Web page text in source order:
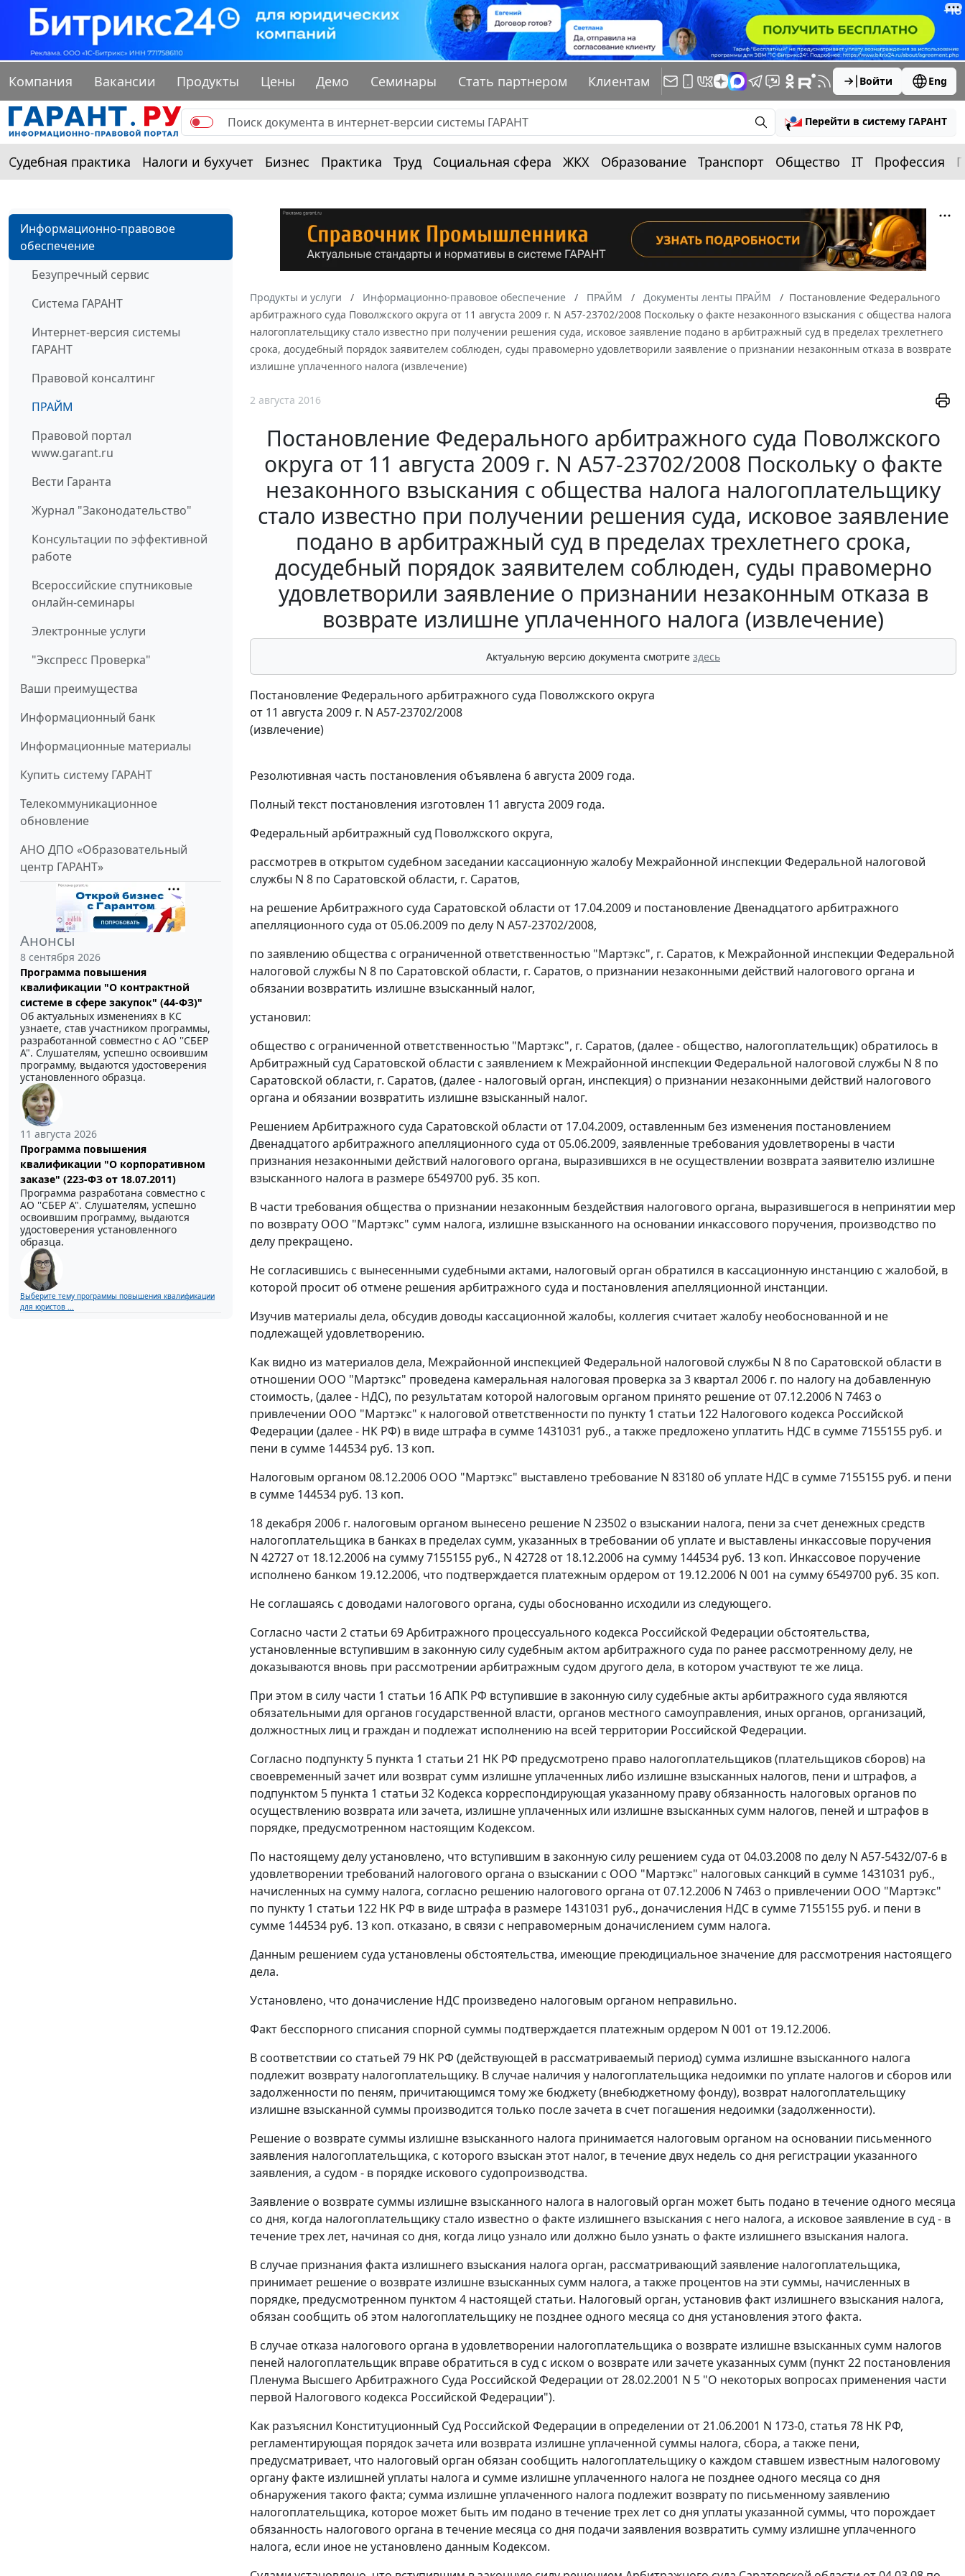
Компания Вакансии Продукты Цены Демо Семинары Стать партнером Клиентам Войти Eng
Перейти в систему ГАРАНТ
Судебная практика Налоги и бухучет Бизнес Практика Труд Социальная сфера ЖКХ Образование Транспорт Общество IT Профессия
Информационно-правовое
обеспечение
Безупречный сервис
Система ГАРАНТ
Интернет-версия системы
ГАРАНТ
Правовой консалтинг
ПРАЙМ
Правовой портал
www.garant.ru
Вести Гаранта
Журнал "Законодательство"
Консультации по эффективной
работе
Всероссийские спутниковые
онлайн-семинары
Электронные услуги
"Экспресс Проверка"
Ваши преимущества
Информационный банк
Информационные материалы
Купить систему ГАРАНТ
Телекоммуникационное
обновление
АНО ДПО «Образовательный
центр ГАРАНТ»
Анонсы
8 сентября 2026
Программа повышения
квалификации "О контрактной
системе в сфере закупок" (44-ФЗ)"
Об актуальных изменениях в КС
узнаете, став участником программы,
разработанной совместно с АО ''СБЕР
А". Слушателям, успешно освоившим
программу, выдаются удостоверения
установленного образца.
11 августа 2026
Программа повышения
квалификации "О корпоративном
заказе" (223-ФЗ от 18.07.2011)
Программа разработана совместно с
АО ''СБЕР А". Слушателям, успешно
освоившим программу, выдаются
удостоверения установленного
образца.
Выберите тему программы повышения квалификации
для юристов ...
Продукты и услуги Информационно-правовое обеспечение ПРАЙМ Документы ленты ПРАЙМ
Постановление Федерального
арбитражного суда Поволжского округа от 11 августа 2009 г. N А57-23702/2008 Поскольку о факте незаконного взыскания с общества налога
налогоплательщику стало известно при получении решения суда, исковое заявление подано в арбитражный суд в пределах трехлетнего
срока, досудебный порядок заявителем соблюден, суды правомерно удовлетворили заявление о признании незаконным отказа в возврате
излишне уплаченного налога (извлечение)
2 августа 2016
Постановление Федерального арбитражного суда Поволжского
округа от 11 августа 2009 г. N А57-23702/2008 Поскольку о факте
незаконного взыскания с общества налога налогоплательщику
стало известно при получении решения суда, исковое заявление
подано в арбитражный суд в пределах трехлетнего срока,
досудебный порядок заявителем соблюден, суды правомерно
удовлетворили заявление о признании незаконным отказа в
возврате излишне уплаченного налога (извлечение)
Актуальную версию документа смотрите здесь
Постановление Федерального арбитражного суда Поволжского округа
от 11 августа 2009 г. N А57-23702/2008
(извлечение)
Резолютивная часть постановления объявлена 6 августа 2009 года.
Полный текст постановления изготовлен 11 августа 2009 года.
Федеральный арбитражный суд Поволжского округа,
рассмотрев в открытом судебном заседании кассационную жалобу Межрайонной инспекции Федеральной налоговой
службы N 8 по Саратовской области, г. Саратов,
на решение Арбитражного суда Саратовской области от 17.04.2009 и постановление Двенадцатого арбитражного
апелляционного суда от 05.06.2009 по делу N А57-23702/2008,
по заявлению общества с ограниченной ответственностью "Мартэкс", г. Саратов, к Межрайонной инспекции Федеральной
налоговой службы N 8 по Саратовской области, г. Саратов, о признании незаконными действий налогового органа и
обязании возвратить излишне взысканный налог,
установил:
общество с ограниченной ответственностью "Мартэкс", г. Саратов, (далее - общество, налогоплательщик) обратилось в
Арбитражный суд Саратовской области с заявлением к Межрайонной инспекции Федеральной налоговой службы N 8 по
Саратовской области, г. Саратов, (далее - налоговый орган, инспекция) о признании незаконными действий налогового
органа и обязании возвратить излишне взысканный налог.
Решением Арбитражного суда Саратовской области от 17.04.2009, оставленным без изменения постановлением
Двенадцатого арбитражного апелляционного суда от 05.06.2009, заявленные требования удовлетворены в части
признания незаконными действий налогового органа, выразившихся в не осуществлении возврата заявителю излишне
взысканного налога в размере 6549700 руб. 35 коп.
В части требования общества о признании незаконным бездействия налогового органа, выразившегося в непринятии мер
по возврату ООО "Мартэкс" сумм налога, излишне взысканного на основании инкассового поручения, производство по
делу прекращено.
Не согласившись с вынесенными судебными актами, налоговый орган обратился в кассационную инстанцию с жалобой, в
которой просит об отмене решения арбитражного суда и постановления апелляционной инстанции.
Изучив материалы дела, обсудив доводы кассационной жалобы, коллегия считает жалобу необоснованной и не
подлежащей удовлетворению.
Как видно из материалов дела, Межрайонной инспекцией Федеральной налоговой службы N 8 по Саратовской области в
отношении ООО "Мартэкс" проведена камеральная налоговая проверка за 3 квартал 2006 г. по налогу на добавленную
стоимость, (далее - НДС), по результатам которой налоговым органом принято решение от 07.12.2006 N 7463 о
привлечении ООО "Мартэкс" к налоговой ответственности по пункту 1 статьи 122 Налогового кодекса Российской
Федерации (далее - НК РФ) в виде штрафа в сумме 1431031 руб., а также предложено уплатить НДС в сумме 7155155 руб. и
пени в сумме 144534 руб. 13 коп.
Налоговым органом 08.12.2006 ООО "Мартэкс" выставлено требование N 83180 об уплате НДС в сумме 7155155 руб. и пени
в сумме 144534 руб. 13 коп.
18 декабря 2006 г. налоговым органом вынесено решение N 23502 о взыскании налога, пени за счет денежных средств
налогоплательщика в банках в пределах сумм, указанных в требовании об уплате и выставлены инкассовые поручения
N 42727 от 18.12.2006 на сумму 7155155 руб., N 42728 от 18.12.2006 на сумму 144534 руб. 13 коп. Инкассовое поручение
исполнено банком 19.12.2006, что подтверждается платежным ордером от 19.12.2006 N 001 на сумму 6549700 руб. 35 коп.
Не соглашаясь с доводами налогового органа, суды обоснованно исходили из следующего.
Согласно части 2 статьи 69Арбитражного процессуального кодекса Российской Федерации обстоятельства,
установленные вступившим в законную силу судебным актом арбитражного суда по ранее рассмотренному делу, не
доказываются вновь при рассмотрении арбитражным судом другого дела, в котором участвуют те же лица.
При этом в силу части 1 статьи 16АПК РФ вступившие в законную силу судебные акты арбитражного суда являются
обязательными для органов государственной власти, органов местного самоуправления, иных органов, организаций,
должностных лиц и граждан и подлежат исполнению на всей территории Российской Федерации.
Согласно подпункту 5 пункта 1 статьи 21 НК РФ предусмотрено право налогоплательщиков (плательщиков сборов) на
своевременный зачет или возврат сумм излишне уплаченных либо излишне взысканных налогов, пени и штрафов, а
подпунктом 5 пункта 1 статьи 32 Кодекса корреспондирующая указанному праву обязанность налоговых органов по
осуществлению возврата или зачета, излишне уплаченных или излишне взысканных сумм налогов, пеней и штрафов в
порядке, предусмотренном настоящим Кодексом.
По настоящему делу установлено, что вступившим в законную силу решением суда от 04.03.2008 по делу N А57-5432/07-6 в
удовлетворении требований налогового органа о взыскании с ООО "Мартэкс" налоговых санкций в сумме 1431031 руб.,
начисленных на сумму налога, согласно решению налогового органа от 07.12.2006 N 7463 о привлечении ООО "Мартэкс"
по пункту 1 статьи 122 НК РФ в виде штрафа в размере 1431031 руб., доначисления НДС в сумме 7155155 руб. и пени в
сумме 144534 руб. 13 коп. отказано, в связи с неправомерным доначислением сумм налога.
Данным решением суда установлены обстоятельства, имеющие преюдициальное значение для рассмотрения настоящего
дела.
Установлено, что доначисление НДС произведено налоговым органом неправильно.
Факт бесспорного списания спорной суммы подтверждается платежным ордером N 001 от 19.12.2006.
В соответствии со статьей 79 НК РФ (действующей в рассматриваемый период) сумма излишне взысканного налога
подлежит возврату налогоплательщику. В случае наличия у налогоплательщика недоимки по уплате налогов и сборов или
задолженности по пеням, причитающимся тому же бюджету (внебюджетному фонду), возврат налогоплательщику
излишне взысканной суммы производится только после зачета в счет погашения недоимки (задолженности).
Решение о возврате суммы излишне взысканного налога принимается налоговым органом на основании письменного
заявления налогоплательщика, с которого взыскан этот налог, в течение двух недель со дня регистрации указанного
заявления, а судом - в порядке искового судопроизводства.
Заявление о возврате суммы излишне взысканного налога в налоговый орган может быть подано в течение одного месяца
со дня, когда налогоплательщику стало известно о факте излишнего взыскания с него налога, а исковое заявление в суд - в
течение трех лет, начиная со дня, когда лицо узнало или должно было узнать о факте излишнего взыскания налога.
В случае признания факта излишнего взыскания налога орган, рассматривающий заявление налогоплательщика,
принимает решение о возврате излишне взысканных сумм налога, а также процентов на эти суммы, начисленных в
порядке, предусмотренном пунктом 4 настоящей статьи. Налоговый орган, установив факт излишнего взыскания налога,
обязан сообщить об этом налогоплательщику не позднее одного месяца со дня установления этого факта.
В случае отказа налогового органа в удовлетворении налогоплательщика о возврате излишне взысканных сумм налогов
пеней налогоплательщик вправе обратиться в суд с иском о возврате или зачете указанных сумм (пункт 22 постановления
Пленума Высшего Арбитражного Суда Российской Федерации от 28.02.2001 N 5 "О некоторых вопросах применения части
первой Налогового кодекса Российской Федерации").
Как разъяснил Конституционный Суд Российской Федерации в определении от 21.06.2001 N 173-0, статья 78 НК РФ,
регламентирующая порядок зачета или возврата излишне уплаченной суммы налога, сбора, а также пени,
предусматривает, что налоговый орган обязан сообщить налогоплательщику о каждом ставшем известным налоговому
органу факте излишней уплаты налога и сумме излишне уплаченного налога не позднее одного месяца со дня
обнаружения такого факта; сумма излишне уплаченного налога подлежит возврату по письменному заявлению
налогоплательщика, которое может быть им подано в течение трех лет со дня уплаты указанной суммы, что порождает
обязанность налогового органа в течение месяца со дня подачи заявления возвратить сумму излишне уплаченного
налога, если иное не установлено данным Кодексом.